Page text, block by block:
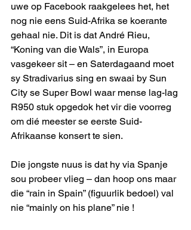
uwe op Facebook raakgelees het, het
nog nie eens Suid-Afrika se koerante
gehaal nie. Dit is dat André Rieu,
“Koning van die Wals”, in Europa
vasgekeer sit – en Saterdagaand moet
sy Stradivarius sing en swaai by Sun
City se Super Bowl waar mense lag-lag
R950 stuk opgedok het vir die voorreg
om dié meester se eerste Suid-
Afrikaanse konsert te sien.
Die jongste nuus is dat hy via Spanje
sou probeer vlieg – dan hoop ons maar
die “rain in Spain” (figuurlik bedoel) val
nie “mainly on his plane” nie !